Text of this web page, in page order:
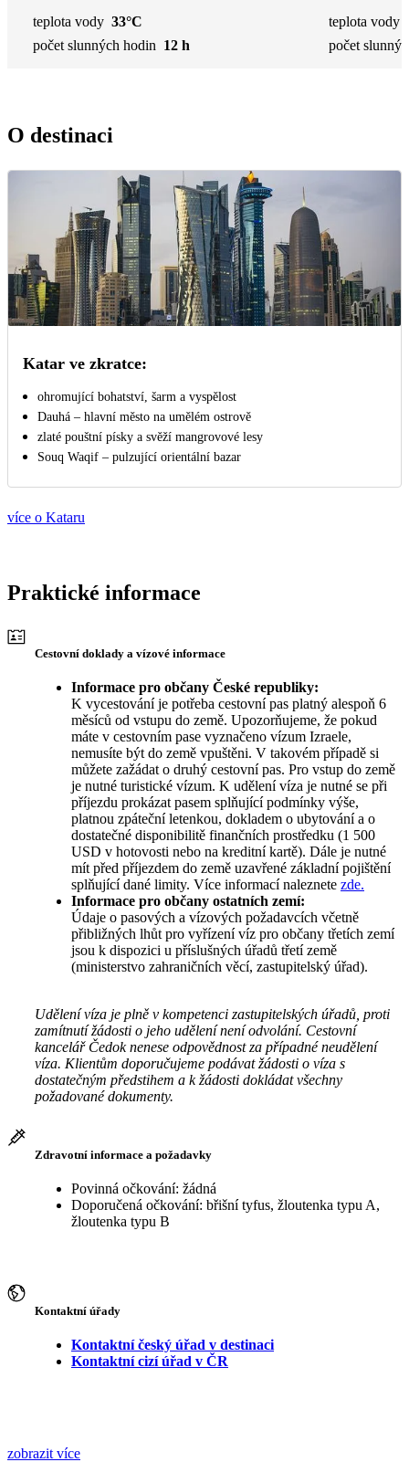
teplota vody 33°C
počet slunných hodin 12 h
teplota vody
počet
O destinaci
Katar ve zkratce:
ohromující bohatství, šarm a vyspělost
Dauhá – hlavní město na umělém ostrově
zlaté pouštní písky a svěží mangrovové lesy
Souq Waqif – pulzující orientální bazar
více o Kataru
Praktické informace
Cestovní doklady a vízové informace
Informace pro občany České republiky:
K vycestování je potřeba cestovní pas platný alespoň 6
měsíců od vstupu do země. Upozorňujeme, že pokud
máte v cestovním pase vyznačeno vízum Izraele,
nemusíte být do země vpuštěni. V takovém případě si
můžete zažádat o druhý cestovní pas. Pro vstup do země
je nutné turistické vízum. K udělení víza je nutné se při
příjezdu prokázat pasem splňující podmínky výše,
platnou zpáteční letenkou, dokladem o ubytování a o
dostatečné disponibilitě finančních prostředku (1 500
USD v hotovosti nebo na kreditní kartě). Dále je nutné
mít před příjezdem do země uzavřené základní pojištění
splňující dané limity. Více informací naleznete zde.
Informace pro občany ostatních zemí:
Údaje o pasových a vízových požadavcích včetně
přibližných lhůt pro vyřízení víz pro občany třetích zemí
jsou k dispozici u příslušných úřadů třetí země
(ministerstvo zahraničních věcí, zastupitelský úřad).
Udělení víza je plně v kompetenci zastupitelských úřadů, proti
zamítnutí žádosti o jeho udělení není odvolání. Cestovní
kancelář Čedok nenese odpovědnost za případné neudělení
víza. Klientům doporučujeme podávat žádosti o víza s
dostatečným předstihem a k žádosti dokládat všechny
požadované dokumenty.
Zdravotní informace a požadavky
Povinná očkování: žádná
Doporučená očkování: břišní tyfus, žloutenka typu A,
žloutenka typu B
Kontaktní úřady
Kontaktní český úřad v destinaci
Kontaktní cizí úřad v ČR
zobrazit více